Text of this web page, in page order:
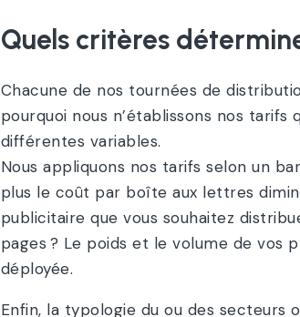
Quels critères
Chacune de nos tournées de
pourquoi nous n’établissons nos
différentes variables.
Nous appliquons nos tarifs selon un
plus le coût par boîte aux lettres
publicitaire que vous souhaitez
pages ? Le poids et le volume de vos
déployée.
Enfin, la typologie du ou des secteurs